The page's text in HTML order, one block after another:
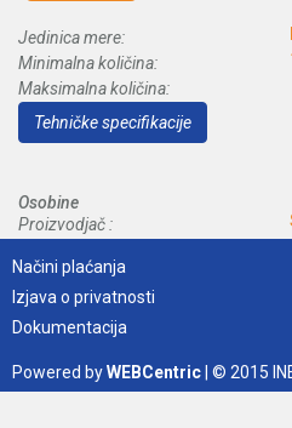
Jedinica mere:
Minimalna količina:
Maksimalna količina:
Tehničke specifikacije
Osobine
Proizvodjač :
Načini plaćanja
Izjava o privatnosti
Dokumentacija
Powered byWEBCentric| © 2015